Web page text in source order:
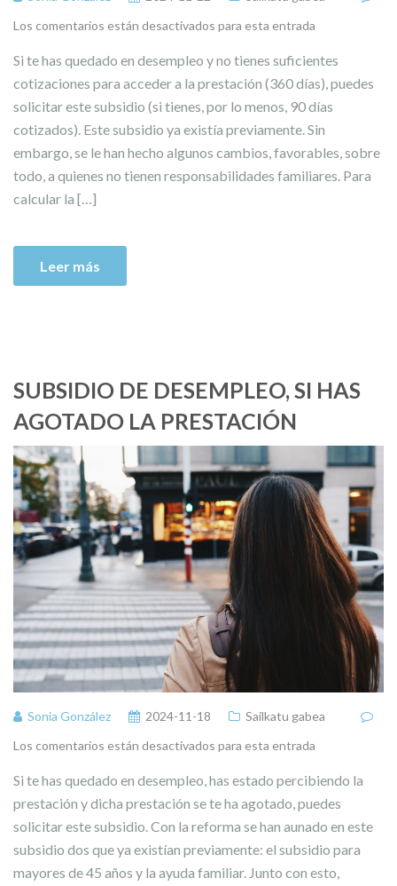
Los comentarios están desactivados para esta entrada
Si te has quedado en desempleo y no tienes suficientes
cotizaciones para acceder a la prestación (360 días), puedes
solicitar este subsidio (si tienes, por lo menos, 90 días
cotizados). Este subsidio ya existía previamente. Sin
embargo, se le han hecho algunos cambios, favorables, sobre
todo, a quienes no tienen responsabilidades familiares. Para
calcular la […]
Leer más
SUBSIDIO DE DESEMPLEO, SI HAS
AGOTADO LA PRESTACIÓN
Sonia González 2024-11-18
Sailkatu gabea
Los comentarios están desactivados para esta entrada
Si te has quedado en desempleo, has estado percibiendo la
prestación y dicha prestación se te ha agotado, puedes
solicitar este subsidio. Con la reforma se han aunado en este
subsidio dos que ya existían previamente: el subsidio para
mayores de 45 años y la ayuda familiar. Junto con esto,